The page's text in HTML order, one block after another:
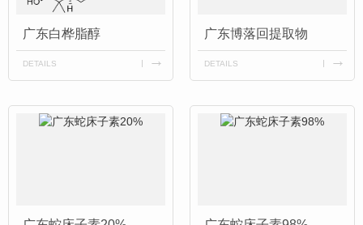
广东白桦脂醇
DETAILS
广东博落回提取物
DETAILS